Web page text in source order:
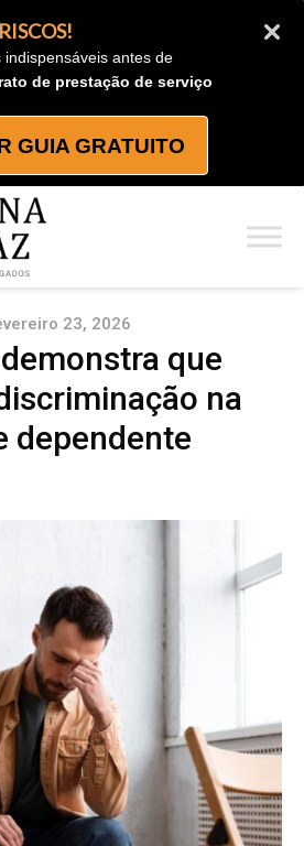
indispensáveis antes de
de prestação de serviço
GUIA GRATUITO
23, 2026
que
na
dependente